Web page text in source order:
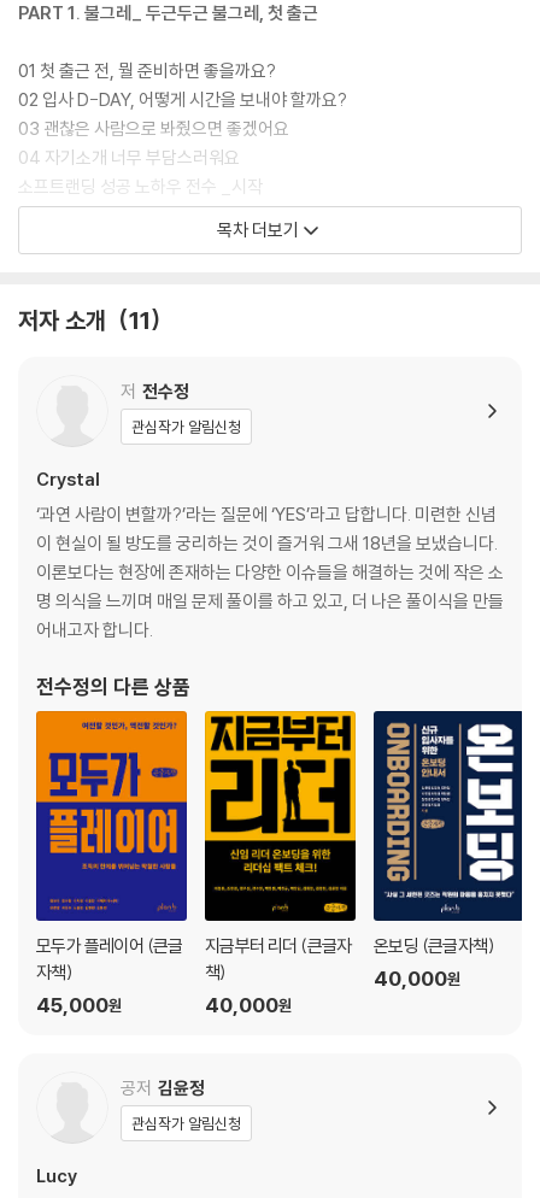
PART 1. 불그레_ 두근두근 불그레, 첫 출근
01 첫 출근 전, 뭘 준비하면 좋을까요?
02 입사 D-DAY, 어떻게 시간을 보내야 할까요?
03 괜찮은 사람으로 봐줬으면 좋겠어요
04 자기소개 너무 부담스러워요
소프트랜딩 성공 노하우 전수 _시작
PART 2. 불안_ 입사 초, 불안이 나를 사로잡을 때
02 왜 아무도 나에게 알려주지 않는 걸까요?
04 나를 떠보는 선배, 나를 간 보는 후배
05 한 번도 안 했던 실수를 자꾸 하게 되네요?
06 새로운 직장에서 마음이 잡히질 않네요, 전 직장이 그리워요
07 사실 저 그 정도 실력 아니거든요. 들통날까 봐 걱정돼요
소프트랜딩 성공 노하우 전수_적응
PART 3. 불편_ 여전히 사람들과 어색하고 불편할 때
01 끼리끼리 따돌림? 텃세가 심합니다
03 은근 무시하는 느낌이 들어요
04 저 사람이랑 부딪히면 골치 아프다는데, 피할 방법이 없네요
05 동료가 저를 대놓고 적대시해요
소프트랜딩 성공 노하우 전수_ 관계
PART 4. 불만족_ 주어지는 일이 몹시 만족스럽지 못할 때
01 기다렸다는 듯이 일을 막 던집니다
02 눈치껏 하라는데, 뭔지 모르겠어요
03 타 팀에서 업무 요청받았습니다. 당장 내일까지 달라는데요?
04 툭하면 그렇게 일하는 게 아니라고 합니다
05 별것도 아닌데, 사소한 걸로 트집 잡네요
08 올해 고과는 어쩔 수 없이 깔아야 하는 거죠?
소프트랜딩 성공 노하우 전수_ 업무
PART 5. 불평_ 출근하면서 불평으로 하루를 시작합니다
목차 더보기
저자 소개 11
저 전수정
관심작가 알림신청
Crystal
‘과연 사람이 변할까?’라는 질문에 ‘YES’라고 답합니다. 미련한 신념
이 현실이 될 방도를 궁리하는 것이 즐거워 그새 18년을 보냈습니다.
이론보다는 현장에 존재하는 다양한 이슈들을 해결하는 것에 작은 소
명 의식을 느끼며 매일 문제 풀이를 하고 있고, 더 나은 풀이식을 만들
어내고자 합니다.
전수정의 다른 상품
모두가 플레이어 (큰글
자책)
45,000원
지금부터 리더 (큰글자
책)
40,000원
온보딩 (큰글자책)
40,000원
공저 김윤정
관심작가 알림신청
Lucy